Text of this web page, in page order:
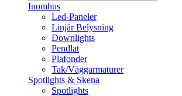
Inomhus
Led-Paneler
Linjär Belysning
Downlights
Pendlat
Plafonder
Tak/Väggarmaturer
Spotlights & Skena
Spotlights